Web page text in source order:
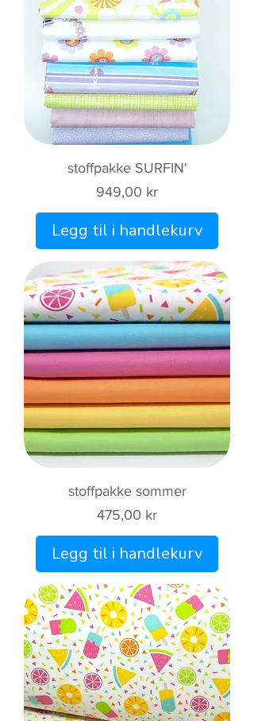
stoffpakke SURFIN'
Pris
949,00 kr
Legg til i handlekurv
stoffpakke sommer
Pris
475,00 kr
Legg til i handlekurv